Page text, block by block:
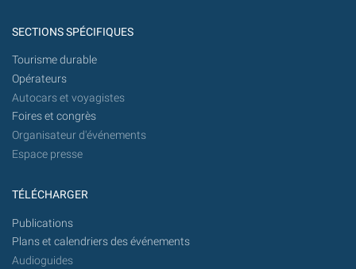
SECTIONS SPÉCIFIQUES
Tourisme durable
Opérateurs
Autocars et voyagistes
Foires et congrès
Organisateur d'événements
Espace presse
TÉLÉCHARGER
Publications
Plans et calendriers des événements
Audioguides